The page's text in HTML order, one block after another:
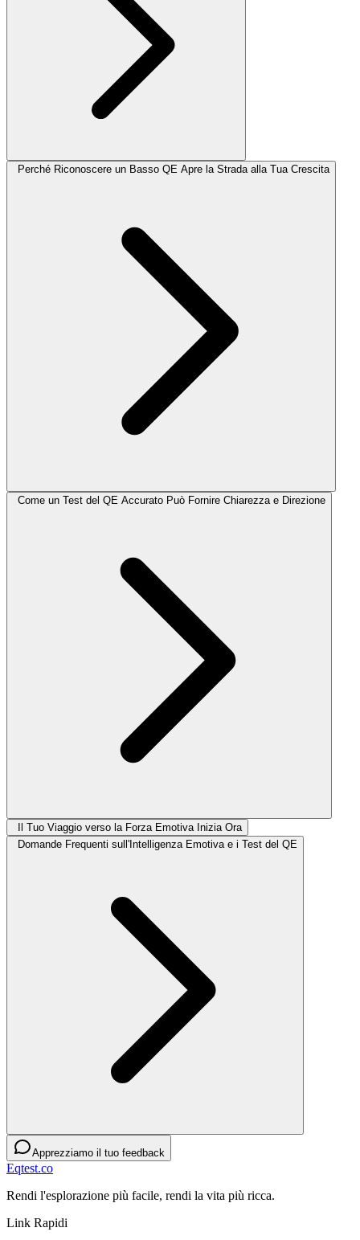
Perché Riconoscere un Basso QE Apre la Strada alla Tua Crescita
Come un Test del QE Accurato Può Fornire Chiarezza e Direzione
Il Tuo Viaggio verso la Forza Emotiva Inizia Ora
Domande Frequenti sull'Intelligenza Emotiva e i Test del QE
Apprezziamo il tuo feedback
Eqtest.co
Rendi l'esplorazione più facile, rendi la vita più ricca.
Link Rapidi